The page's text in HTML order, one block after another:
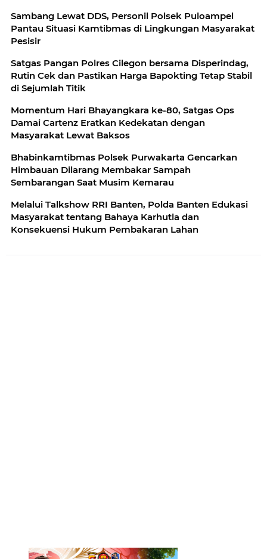
Sambang Lewat DDS, Personil Polsek Puloampel
Pantau Situasi Kamtibmas di Lingkungan Masyarakat
Pesisir
Satgas Pangan Polres Cilegon bersama Disperindag,
Rutin Cek dan Pastikan Harga Bapokting Tetap Stabil
di Sejumlah Titik
Momentum Hari Bhayangkara ke-80, Satgas Ops
Damai Cartenz Eratkan Kedekatan dengan
Masyarakat Lewat Baksos
Bhabinkamtibmas Polsek Purwakarta Gencarkan
Himbauan Dilarang Membakar Sampah
Sembarangan Saat Musim Kemarau
Melalui Talkshow RRI Banten, Polda Banten Edukasi
Masyarakat tentang Bahaya Karhutla dan
Konsekuensi Hukum Pembakaran Lahan